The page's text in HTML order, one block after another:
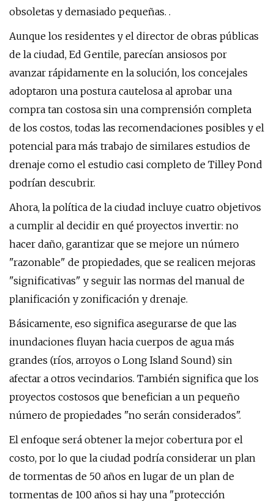
obsoletas y demasiado pequeñas. .
Aunque los residentes y el director de obras públicas
de la ciudad, Ed Gentile, parecían ansiosos por
avanzar rápidamente en la solución, los concejales
adoptaron una postura cautelosa al aprobar una
compra tan costosa sin una comprensión completa
de los costos, todas las recomendaciones posibles y el
potencial para más trabajo de similares estudios de
drenaje como el estudio casi completo de Tilley Pond
podrían descubrir.
Ahora, la política de la ciudad incluye cuatro objetivos
a cumplir al decidir en qué proyectos invertir: no
hacer daño, garantizar que se mejore un número
"razonable" de propiedades, que se realicen mejoras
"significativas" y seguir las normas del manual de
planificación y zonificación y drenaje.
Básicamente, eso significa asegurarse de que las
inundaciones fluyan hacia cuerpos de agua más
grandes (ríos, arroyos o Long Island Sound) sin
afectar a otros vecindarios. También significa que los
proyectos costosos que benefician a un pequeño
número de propiedades "no serán considerados".
El enfoque será obtener la mejor cobertura por el
costo, por lo que la ciudad podría considerar un plan
de tormentas de 50 años en lugar de un plan de
tormentas de 100 años si hay una "protección